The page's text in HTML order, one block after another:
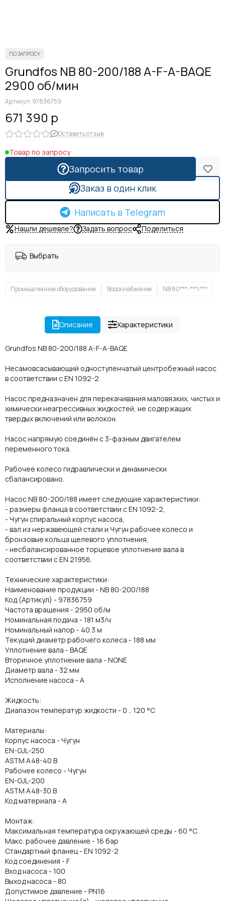
Grundfos NB 80-200/188 A-F-A-BAQE
2900 об/мин
Артикул: 97836759
671 390 р
Оставить отзыв
Товар по запросу
Запросить товар
Заказ в один клик
Написать в Telegram
Нашли дешевле? Задать вопрос Поделиться
Выбрать
Промышленное оборудование Водоснабжение NB 80***-***/***
Описание Характеристики
Grundfos NB 80-200/188 A-F-A-BAQE
Несамовсасывающий одноступенчатый центробежный насос
в соответствии с EN 1092-2.
Насос предназначен для перекачивания маловязких, чистых и
химически неагрессивных жидкостей, не содержащих
твердых включений или волокон.
Насос напрямую соединён с 3-фазным двигателем
переменного тока.
Рабочее колесо гидравлически и динамически
сбалансировано.
Насос NB 80-200/188 имеет следующие характеристики:
- размеры фланца в соответствии с EN 1092-2,
- Чугун спиральный корпус насоса,
- вал из нержавеющей стали и Чугун рабочее колесо и
бронзовые кольца щелевого уплотнения,
- несбалансированное торцевое уплотнение вала в
соответствии с EN 21956.
Технические характеристики:
Наименование продукции - NB 80-200/188
Код (Артикул) - 97836759
Частота вращения - 2950 об/м
Номинальная подача - 181 м3/ч
Номинальный напор - 40.3 м
Текущий диаметр рабочего колеса - 188 мм
Уплотнение вала - BAQE
Вторичное уплотнение вала - NONE
Диаметр вала - 32 мм
Исполнение насоса - A
Жидкость:
Диапазон температур жидкости - 0 .. 120 °C
Материалы:
Корпус насоса - Чугун
EN-GJL-250
ASTM A48-40 B
Рабочее колесо - Чугун
EN-GJL-200
ASTM A48-30 B
Код материала - A
Монтаж:
Максимальная температура окружающей среды - 60 °C
Макс. рабочее давление - 16 бар
Стандартный фланец - EN 1092-2
Код соединения - F
Вход насоса - 100
Выход насоса - 80
Допустимое давление - PN16